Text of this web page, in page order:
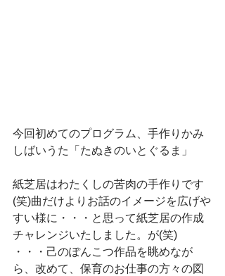
今回初めてのプログラム、手作りかみ
しばいうた「たぬきのいとぐるま」
紙芝居はわたくしの苦肉の手作りです
(笑)曲だけよりお話のイメージを広げや
すい様に・・・と思って紙芝居の作成
チャレンジいたしました。が(笑)
・・・己のぽんこつ作品を眺めなが
ら、改めて、保育のお仕事の方々の図